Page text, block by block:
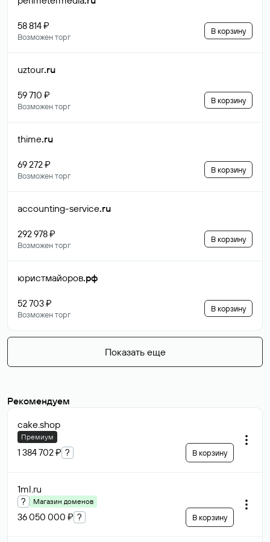
58 814 ₽
Возможен торг
В корзину
uztour.ru
59 710 ₽
Возможен торг
В корзину
thime.ru
69 272 ₽
Возможен торг
В корзину
accounting-service.ru
292 978 ₽
Возможен торг
В корзину
юристмайоров.рф
52 703 ₽
Возможен торг
В корзину
Показать еще
Рекомендуем
cake.shop
Премиум
1 384 702 ₽ ? В корзину
1ml.ru
? Магазин доменов
36 050 000 ₽ ? В корзину